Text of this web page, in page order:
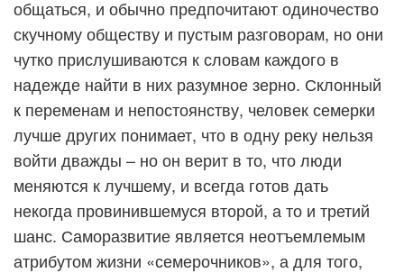
общаться, и обычно предпочитают одиночество
скучному обществу и пустым разговорам, но они
чутко прислушиваются к словам каждого в
надежде найти в них разумное зерно. Склонный
к переменам и непостоянству, человек семерки
лучше других понимает, что в одну реку нельзя
войти дважды – но он верит в то, что люди
меняются к лучшему, и всегда готов дать
некогда провинившемуся второй, а то и третий
шанс. Саморазвитие является неотъемлемым
атрибутом жизни «семерочников», а для того,